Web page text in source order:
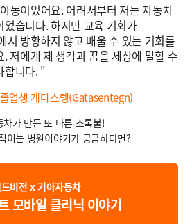
동이었어요. 어려서부터 저는 자동차
습니다. 하지만 교육 기회가
서 방황하지 않고 배울 수 있는 기회를
저에게 제 생각과 꿈을 세상에 말할 수
합니다. "
업생 게타스텡(Gatasentegn)
차가 만든 또 다른 초록불!
이는 병원이야기가 궁금하다면?
비전 x 기아자동차
모바일 클리닉 이야기